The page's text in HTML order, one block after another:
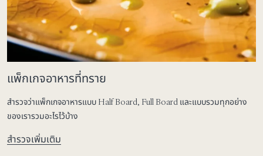
แพ็กเกจอาหารที่ทราย
สำรวจว่าแพ็กเกจอาหารแบบ Half Board, Full Board และแบบรวมทุกอย่าง
ของเรารวมอะไรไว้บ้าง
สำรวจเพิ่มเติม